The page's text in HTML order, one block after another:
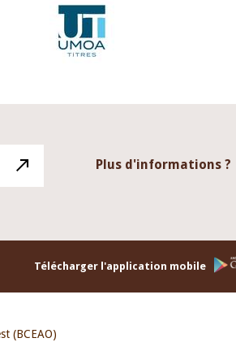
Plus d'informations ?
Télécharger l'application mobile
(BCEAO)